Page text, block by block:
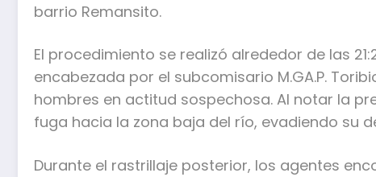
barrio Remansito.
El procedimiento se realizó alrededor de las
encabezada por el subcomisario M.GA.P.
hombres en actitud sospechosa. Al notar la
fuga hacia la zona baja del río, evadiendo su
Durante el rastrillaje posterior, los agentes